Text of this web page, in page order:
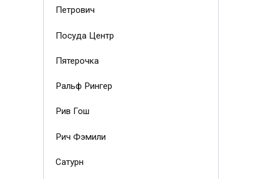
Петрович
Посуда Центр
Пятерочка
Ральф Рингер
Рив Гош
Рич Фэмили
Сатурн